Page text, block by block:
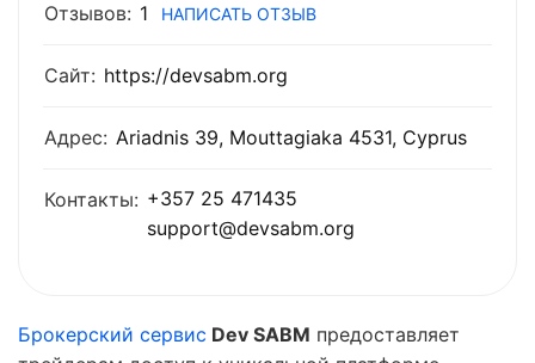
Отзывов: 1 НАПИСАТЬ ОТЗЫВ
Сайт: https://devsabm.org
Адрес: Ariadnis 39, Mouttagiaka 4531, Cyprus
Контакты: +357 25 471435
support@devsabm.org
Брокерский сервис Dev SABM предоставляет